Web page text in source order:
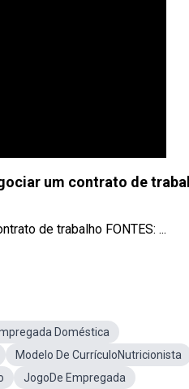
um contrato de
de trabalho FONTES: ...
Doméstica
Modelo De CurrículoNutricionista
JogoDe Empregada